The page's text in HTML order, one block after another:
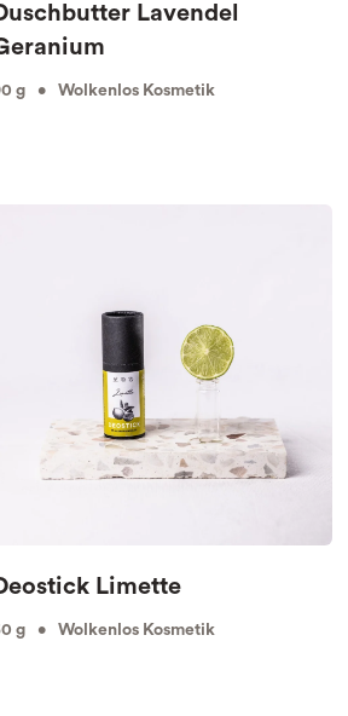
Lavendel
g • Wolkenlos Kosmetik
Limette
g • Wolkenlos Kosmetik